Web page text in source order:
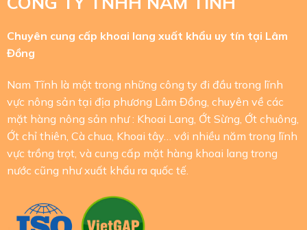
Chuyên cung cấp khoai lang xuất khẩu uy tín tại Lâm
Đồng
Nam Tĩnh là một trong những công ty đi đầu trong lĩnh
vực nông sản tại địa phương Lâm Đồng, chuyên về các
mặt hàng nông sản như : Khoai Lang, Ớt Sừng, Ớt chuông,
Ớt chỉ thiên, Cà chua, Khoai tây… với nhiều năm trong lĩnh
vực trồng trọt, và cung cấp mặt hàng khoai lang trong
nước cũng như xuất khẩu ra quốc tế.